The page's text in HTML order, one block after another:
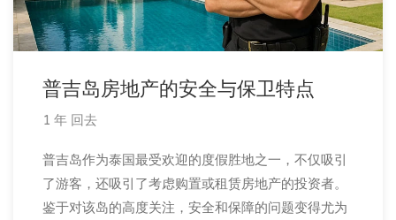
普吉岛房地产的安全与保卫特点
1 年 回去
普吉岛作为泰国最受欢迎的度假胜地之一，不仅吸引
了游客，还吸引了考虑购置或租赁房地产的投资者。
鉴于对该岛的高度关注，安全和保障的问题变得尤为